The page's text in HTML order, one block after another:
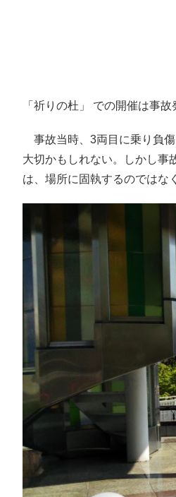
「祈りの杜」 での開催は事
事故当時、3両目に乗り負
大切かもしれない。しかし事
は、場所に固執するのではな